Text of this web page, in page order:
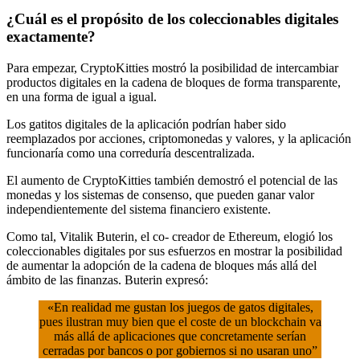
¿Cuál es el propósito de los coleccionables digitales
exactamente?
Para empezar, CryptoKitties mostró la posibilidad de intercambiar
productos digitales en la cadena de bloques de forma transparente,
en una forma de igual a igual.
Los gatitos digitales de la aplicación podrían haber sido
reemplazados por acciones, criptomonedas y valores, y la aplicación
funcionaría como una correduría descentralizada.
El aumento de CryptoKitties también demostró el potencial de las
monedas y los sistemas de consenso, que pueden ganar valor
independientemente del sistema financiero existente.
Como tal, Vitalik Buterin, el co- creador de Ethereum, elogió los
coleccionables digitales por sus esfuerzos en mostrar la posibilidad
de aumentar la adopción de la cadena de bloques más allá del
ámbito de las finanzas. Buterin expresó:
«En realidad me gustan los juegos de gatos digitales,
pues ilustran muy bien que el coste de un blockchain va
más allá de aplicaciones que concretamente serían
cerradas por bancos o por gobiernos si no usaran uno”